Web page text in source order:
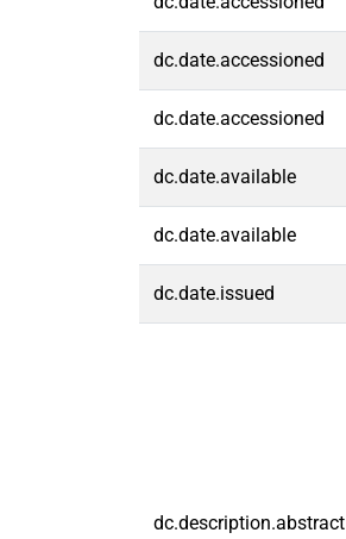
dc.date.accessioned
dc.date.accessioned
dc.date.available
dc.date.available
dc.date.issued
dc.description.abstract